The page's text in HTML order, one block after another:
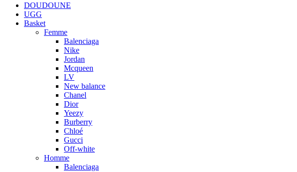
DOUDOUNE
UGG
Basket
Femme
Balenciaga
Nike
Jordan
Mcqueen
LV
New balance
Chanel
Dior
Yeezy
Burberry
Chloé
Gucci
Off-white
Homme
Balenciaga